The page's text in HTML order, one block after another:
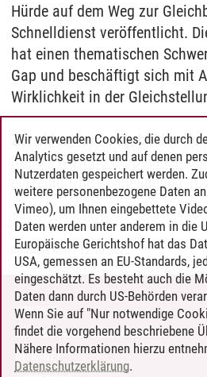
Hürde auf dem Weg zur
Schnelldienst veröffentlicht.
hat einen thematischen
Gap und beschäftigt sich mit
Wirklichkeit in der
Zur aktuellen Ausgabe des ifo
https://www.ifo.de/
einzelheft/ifo-schnelldienst-
Christina Korf/ 12.10.2022
KONTAKT
LEUPHANA ALS ARBEITGEBER
INTRANET
Wir verwenden Cookies, die durch
Analytics gesetzt und auf denen
Nutzerdaten gespeichert werden.
weitere personenbezogene Daten
Vimeo), um Ihnen eingebettete
Daten werden unter anderem in die
Europäische Gerichtshof hat das
USA, gemessen an EU-Standards,
eingeschätzt. Es besteht auch die
Daten dann durch US-Behörden
Wenn Sie auf "Nur notwendige
findet die vorgehend beschriebene
Nähere Informationen hierzu
Datenschutzerklärung.